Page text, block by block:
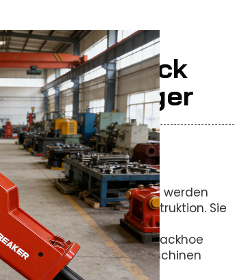
Sale DM40
Rock
Für Bagger
Breaker (Pecker) Hämmer werden
Einrichtungen,Konstruktion. Sie
sowie auf
wie Skid Steer Lader, Backhoe
und anderen Maschinen